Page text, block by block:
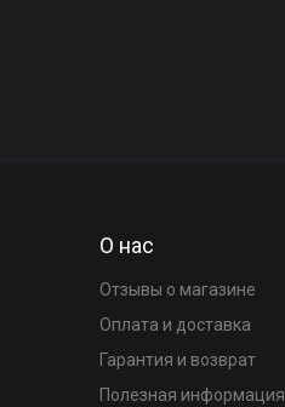
О нас
Отзывы о магазине
Оплата и доставка
Гарантия и возврат
Полезная информация